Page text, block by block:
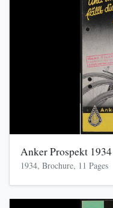
Anker Prospekt 1934
1934, Brochure, 11 Pages